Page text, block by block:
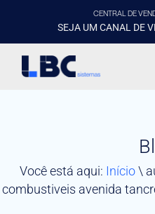
CENTRAL DE
SEJA UM CANAL DE
Você está aqui: Início\
combustiveis avenida